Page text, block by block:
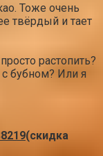
Тоже очень
твёрдый и тает
растопить?
бубном? Или я
(скидка